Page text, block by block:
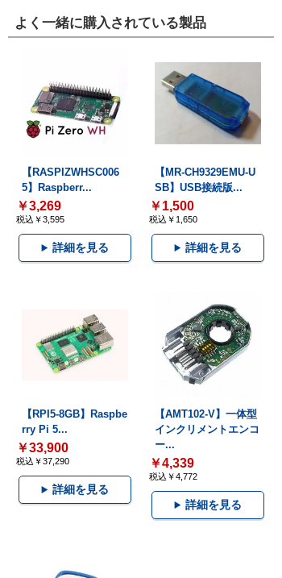
よく一緒に購入されている製品
【RASPIZWHSC006
5】Raspberr...
￥3,269
税込￥3,595
詳細を見る
【MR-CH9329EMU-U
SB】USB接続版...
￥1,500
税込￥1,650
詳細を見る
【RPI5-8GB】Raspbe
rry Pi 5...
￥33,900
税込￥37,290
詳細を見る
【AMT102-V】一体型
インクリメントエンコ
ー...
￥4,339
税込￥4,772
詳細を見る